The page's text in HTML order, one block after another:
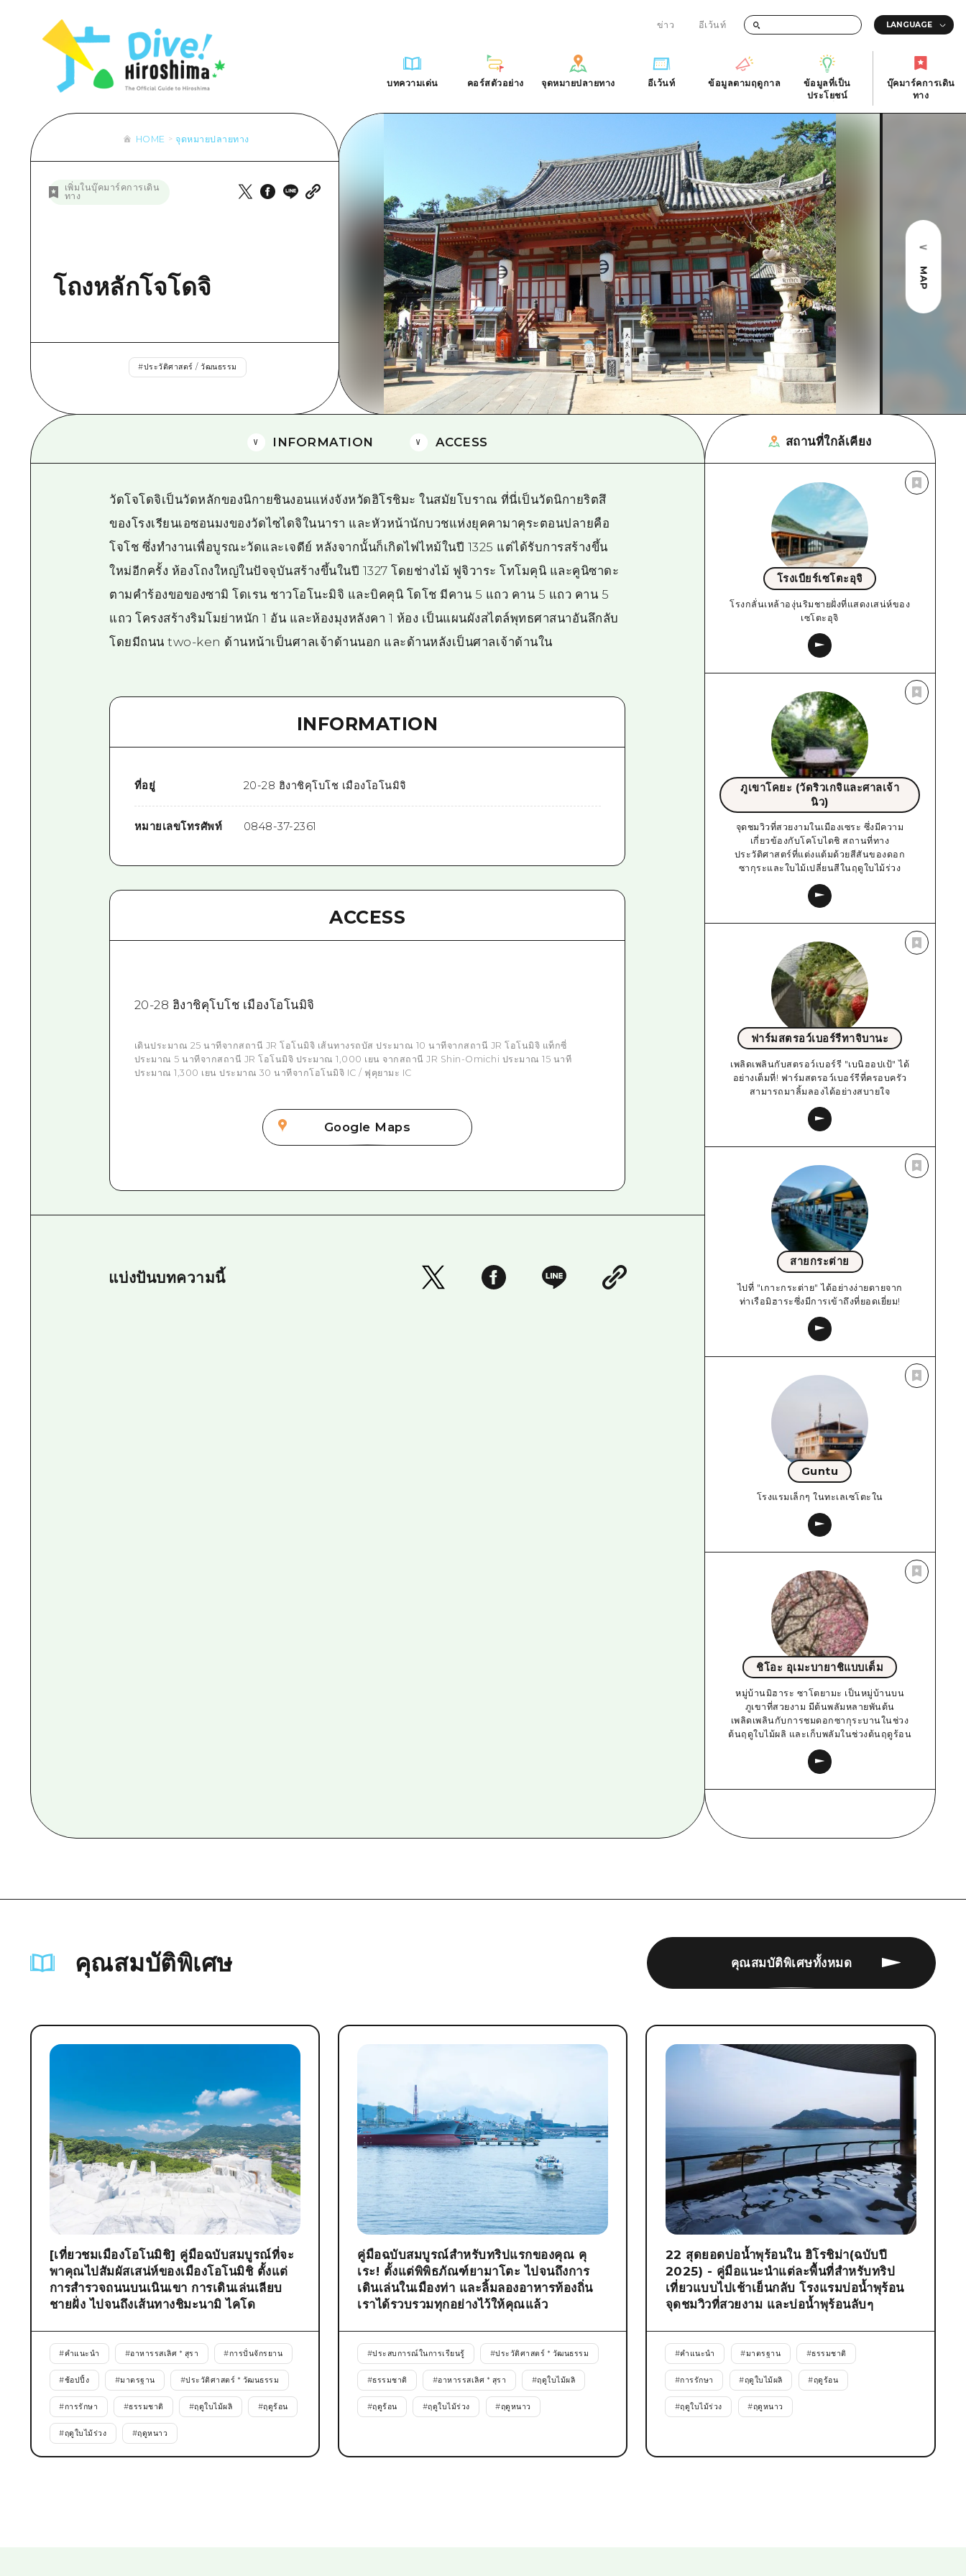
ข่าว อีเว้นท์
บทความเด่น
รายการ
คำแนะนำ
สถานบันเทิงยามค่ำคืน
มรดกโลก
ประสบการณ์ / ในการเรียนรู้
มาตรฐาน
ประวัติศาสตร์ / วัฒนธรรม
การรักษา
ธรรมชาติ
คอร์สตัวอย่าง
ฮิโรชิม่า โมชิ โมชิ ทราเวล
บริเวณรอบเมืองฮิโรชิม่า
อากิ
บิงโก
บิโฮค
เกโฮค
บริเวณรอบๆ มิยาจิมะ
ยามากุจิตะวันออก
จุดหมายปลายทาง
รายการ
บริเวณรอบเมืองฮิโรชิม่า
อากิ
บิงโก
บิโฮคุ
เกโฮคุ
บริเวณรอบๆ มิยาจิมะ
ยามากุจิตะวันออก
จังหวัดเอฮิเมะ
ชิมาเนะ
อีเว้นท์
ข้อมูลตามฤดูกาล
ข้อมูลที่เป็น
ประโยชน์
ประโยชน์
สรุปการจราจรรอง
ความแออัดของสิ่งอำนวยความสะดวก
ตั๋วเที่ยวคุ้มค่าตั๋วเที่ยวคุ้มค่า
บริการรับฝากและจัดส่งสัมภาระ
ฮิโรชิมะโอโมะเตะนะชิ
ฮิโรชิม่า ฟรี Wi-Fi
TRAVELPAL International
ไกด์อาสาสมัครไ
วิดีโอฮิโรชิม่า
คำถามที่พบบ่อย
ดาวน์โหลดรูปภาพ
ข้อมูลการขนส่งระหว่างเกิดภัยพิบัติ
บุ๊คมาร์คการเดิน
ทาง
รายการ
อาหารรสเลิศ / สุรา
การปั่นจักรยาน
ช้อปปิ้ง
กีฬา ประวัติศาสตร์ / วัฒนธรรม
ธรรมชาติ
รายการ
คู่มือ Dive! Hiroshima
ฮิโรชิม่า โมชิ โมชิ ทราเวล
เกโฮค
บริเวณรอบๆ มิยาจิมะ
บริเวณรอบเมืองฮิโรชิม่า
บิโฮคุ
ยามากุจิตะวันออก
จังหวัดเอฮิเมะ
รายการ
เข้าถึงเข้าถึง
สรุปการจราจรรอง
ความแออัดของสิ่งอำนวยความสะดวก
ตั๋วเที่ยวคุ้มค่าตั๋วเที่ยวคุ้มค่า
บริการรับฝากและจัดส่งสัมภาระ
ฮิโรชิม่า ฟรี Wi-Fi
ไกด์อาสาสมัครไ
วิดีโอฮิโรชิม่า
ดาวน์โหลดรูปภาพ
ข้อมูลการขนส่งระหว่างเกิดภัยพิบัติ
HOME จุดหมายปลายทาง
เพิ่มในบุ๊คมาร์คการเดิน
ทาง
โถงหลักโจโดจิ
#ประวัติศาสตร์ / วัฒนธรรม
MAP
INFORMATION ACCESS
วัดโจโดจิเป็นวัดหลักของนิกายชินงอนแห่งจังหวัดฮิโรชิมะ ในสมัยโบราณ ที่นี่เป็นวัดนิกายริตสึ
ของโรงเรียนเอซอนมงของวัดไซไดจิในนารา และหัวหน้านักบวชแห่งยุคคามาคุระตอนปลายคือ
โจโช ซึ่งทำงานเพื่อบูรณะวัดและเจดีย์ หลังจากนั้นก็เกิดไฟไหม้ในปี 1325 แต่ได้รับการสร้างขึ้น
ใหม่อีกครั้ง ห้องโถงใหญ่ในปัจจุบันสร้างขึ้นในปี 1327 โดยช่างไม้ ฟูจิวาระ โทโมคุนิ และคูนิซาดะ
ตามคำร้องขอของซามิ โดเรน ชาวโอโนะมิจิ และบิคคุนิ โดโช มีคาน 5 แถว คาน 5 แถว คาน 5
แถว โครงสร้างริมโมย่าหนัก 1 อัน และห้องมุงหลังคา 1 ห้อง เป็นแผนผังสไตล์พุทธศาสนาอันลึกลับ
โดยมีถนน two-ken ด้านหน้าเป็นศาลเจ้าด้านนอก และด้านหลังเป็นศาลเจ้าด้านใน
INFORMATION
ที่อยู่ 20-28 ฮิงาชิคุโบโช เมืองโอโนมิจิ
หมายเลขโทรศัพท์ 0848-37-2361
ACCESS
20-28 ฮิงาชิคุโบโช เมืองโอโนมิจิ
เดินประมาณ 25 นาทีจากสถานี JR โอโนมิจิ เส้นทางรถบัส ประมาณ 10 นาทีจากสถานี JR โอโนมิจิ แท็กซี่
ประมาณ 5 นาทีจากสถานี JR โอโนมิจิ ประมาณ 1,000 เยน จากสถานี JR Shin-Omichi ประมาณ 15 นาที
ประมาณ 1,300 เยน ประมาณ 30 นาทีจากโอโนมิจิ IC / ฟุคุยามะ IC
Google Maps
แบ่งปันบทความนี้
สถานที่ใกล้เคียง
โรงเบียร์เซโตะอุจิ
โรงกลั่นเหล้าองุ่นริมชายฝั่งที่แสดงเสน่ห์ของ
เซโตะอุจิ
ภูเขาโคยะ (วัดริวเกจิและศาลเจ้า
นิว)
จุดชมวิวที่สวยงามในเมืองเซระ ซึ่งมีความ
เกี่ยวข้องกับโคโบไดชิ สถานที่ทาง
ประวัติศาสตร์ที่แต่งแต้มด้วยสีสันของดอก
ซากุระและใบไม้เปลี่ยนสีในฤดูใบไม้ร่วง
ฟาร์มสตรอว์เบอร์รีทาจิบานะ
เพลิดเพลินกับสตรอว์เบอร์รี "เบนิฮอปเป้" ได้
อย่างเต็มที่! ฟาร์มสตรอว์เบอร์รีที่ครอบครัว
สามารถมาลิ้มลองได้อย่างสบายใจ
สายกระต่าย
ไปที่ "เกาะกระต่าย" ได้อย่างง่ายดายจาก
ท่าเรือมิฮาระซึ่งมีการเข้าถึงที่ยอดเยี่ยม!
Guntu
โรงแรมเล็กๆ ในทะเลเซโตะใน
ชิโอะ อุเมะบายาชิแบบเต็ม
หมู่บ้านมิฮาระ ซาโตยามะ เป็นหมู่บ้านบน
ภูเขาที่สวยงาม มีต้นพลัมหลายพันต้น
เพลิดเพลินกับการชมดอกซากุระบานในช่วง
ต้นฤดูใบไม้ผลิ และเก็บพลัมในช่วงต้นฤดูร้อน
คุณสมบัติพิเศษ คุณสมบัติพิเศษทั้งหมด
[เที่ยวชมเมืองโอโนมิชิ] คู่มือฉบับสมบูรณ์ที่จะ
พาคุณไปสัมผัสเสน่ห์ของเมืองโอโนมิชิ ตั้งแต่
การสำรวจถนนบนเนินเขา การเดินเล่นเลียบ
ชายฝั่ง ไปจนถึงเส้นทางชิมะนามิ ไคโด
#คำแนะนำ #อาหารรสเลิศ * สุรา #การปั่นจักรยาน
#ช้อปปิ้ง #มาตรฐาน #ประวัติศาสตร์ * วัฒนธรรม
#การรักษา #ธรรมชาติ #ฤดูใบไม้ผลิ #ฤดูร้อน
#ฤดูใบไม้ร่วง #ฤดูหนาว
คู่มือฉบับสมบูรณ์สำหรับทริปแรกของคุณ คุ
เระ! ตั้งแต่พิพิธภัณฑ์ยามาโตะ ไปจนถึงการ
เดินเล่นในเมืองท่า และลิ้มลองอาหารท้องถิ่น
เราได้รวบรวมทุกอย่างไว้ให้คุณแล้ว
#ประสบการณ์ในการเรียนรู้ #ประวัติศาสตร์ * วัฒนธรรม
#ธรรมชาติ #อาหารรสเลิศ * สุรา #ฤดูใบไม้ผลิ
#ฤดูร้อน #ฤดูใบไม้ร่วง #ฤดูหนาว
22 สุดยอดบ่อน้ำพุร้อนใน ฮิโรชิม่า(ฉบับปี
2025) - คู่มือแนะนำแต่ละพื้นที่สำหรับทริป
เที่ยวแบบไปเช้าเย็นกลับ โรงแรมบ่อน้ำพุร้อน
จุดชมวิวที่สวยงาม และบ่อน้ำพุร้อนลับๆ
#คำแนะนำ #มาตรฐาน #ธรรมชาติ
#การรักษา #ฤดูใบไม้ผลิ #ฤดูร้อน
#ฤดูใบไม้ร่วง #ฤดูหนาว